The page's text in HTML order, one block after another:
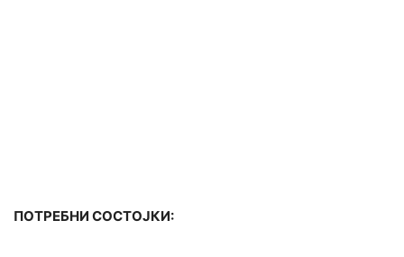
ПОТРЕБНИ СОСТОЈКИ: